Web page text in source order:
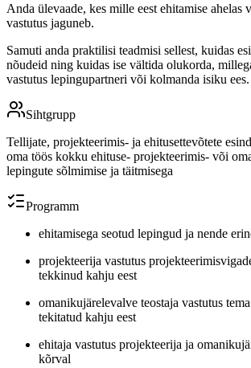
Anda ülevaade, kes mille eest ehitamise ahelas
vastutus jaguneb.
Samuti anda praktilisi teadmisi sellest, kuidas
nõudeid ning kuidas ise vältida olukorda,
vastutus lepingupartneri või kolmanda isiku ees.
Sihtgrupp
Tellijate, projekteerimis- ja ehitusettevõtete
oma töös kokku ehituse- projekteerimis- või
lepingute sõlmimise ja täitmisega
Programm
ehitamisega seotud lepingud ja nende
projekteerija vastutus
tekkinud kahju eest
omanikujärelevalve teostaja vastutus
tekitatud kahju eest
ehitaja vastutus projekteerija ja
kõrval